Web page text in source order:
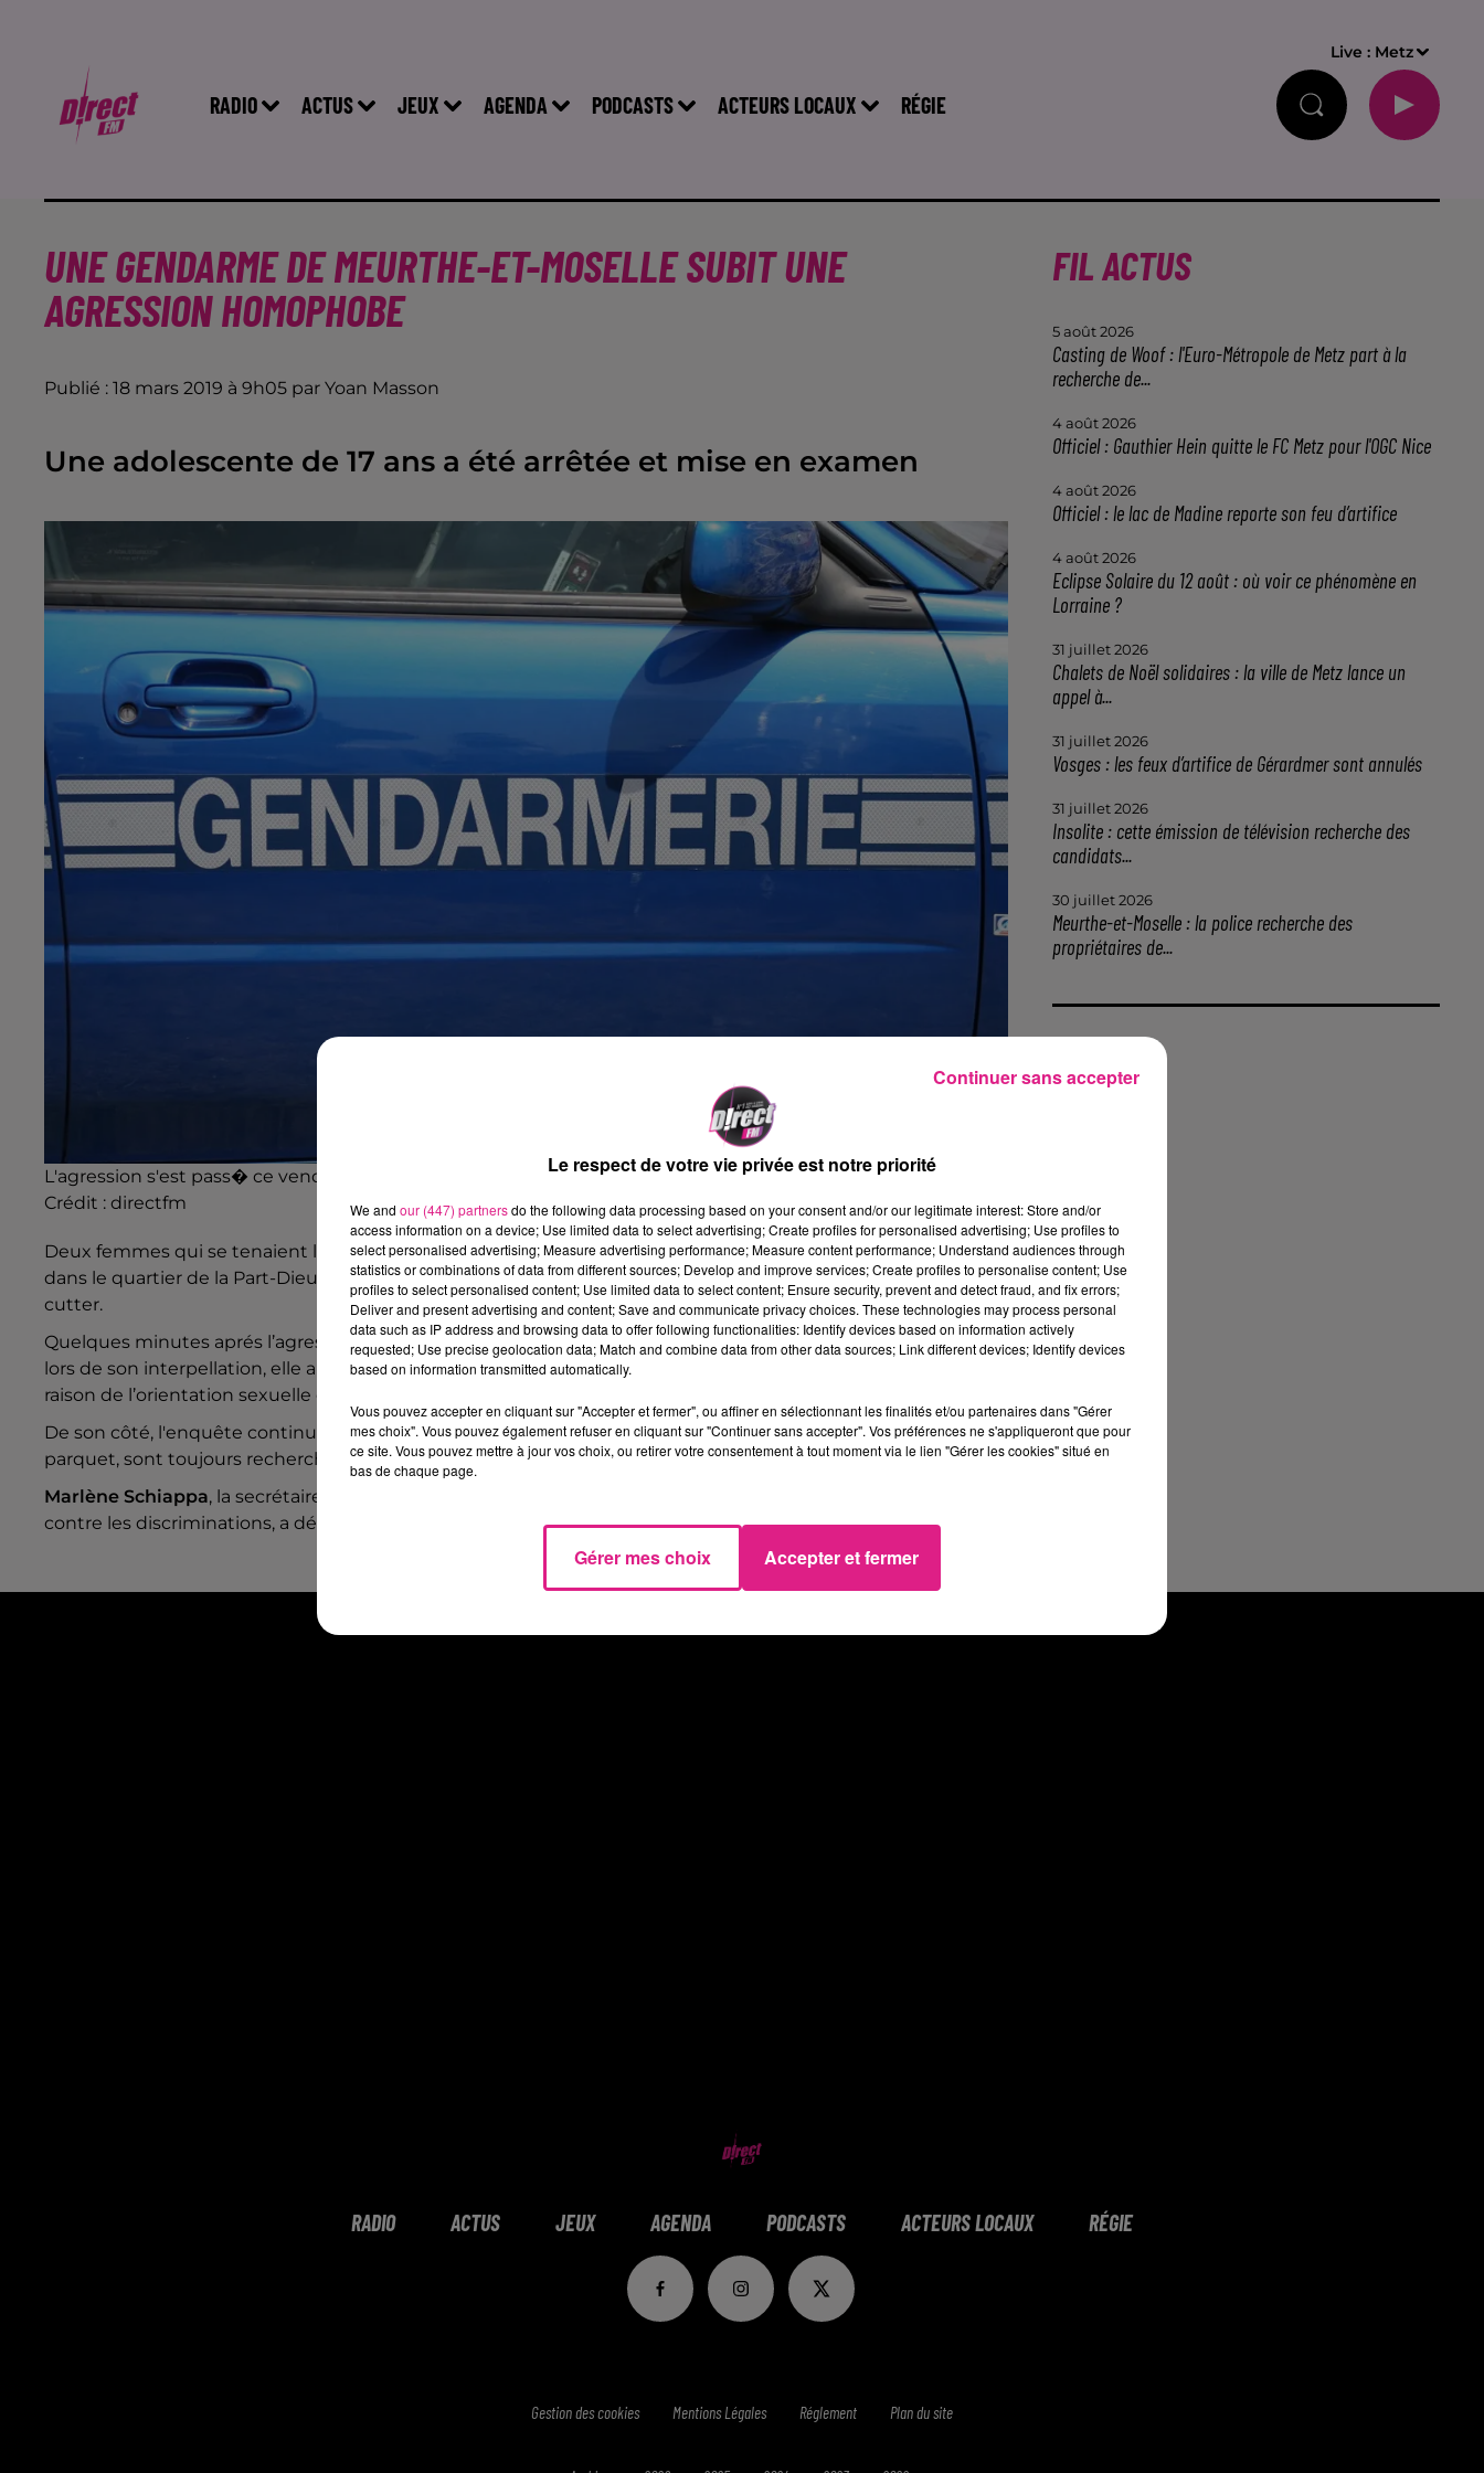
RADIO ACTUS JEUX AGENDA PODCASTS ACTEURS LOCAUX RÉGIE
Live : Metz
UNE GENDARME DE MEURTHE-ET-MOSELLE SUBIT UNE
AGRESSION HOMOPHOBE
Publié : 18 mars 2019 à 9h05 par Yoan Masson
Une adolescente de 17 ans a été arrêtée et mise en examen
L'agression s'est pass� ce vendredi � Lyon
Crédit : directfm
Deux femmes qui se tenaient la main, ont été agressées par un groupe de jeunes filles vendredi soir dernier
dans le quartier de la Part-Dieu à
Lyon, l’une d’elle ayant été blessée au niveau du visage par un coup de
cutter.
Quelques minutes aprés l’agression,une jeune fille âgée de 17 ansa été arrêtée. En possession du cutter
lors de son interpellation, elle a été mise en examen dimanche pour violences avec arme blanche et en
raison de l’orientation sexuelle des victimes, puis placée sous contrôle judiciaire.
De son côté, l'enquête continue. Les autres jeunes femmes de cette bande, entre cinq et dix selon le
parquet, sont toujours recherchées.
Marlène Schiappa, la secrétaire d’Etat chargée de l’égalité entre les femmes et les hommes et de la lutte
contre les discriminations, a dénoncé une violence inacceptable et inexcusable ».
FIL ACTUS
5 août 2026
Casting de Woof : l'Euro-Métropole de Metz part à la
recherche de...
4 août 2026
Officiel : Gauthier Hein quitte le FC Metz pour l'OGC Nice
4 août 2026
Officiel : le lac de Madine reporte son feu d’artifice
4 août 2026
Eclipse Solaire du 12 août : où voir ce phénomène en
Lorraine ?
31 juillet 2026
Chalets de Noël solidaires : la ville de Metz lance un
appel à...
31 juillet 2026
Vosges : les feux d’artifice de Gérardmer sont annulés
31 juillet 2026
Insolite : cette émission de télévision recherche des
candidats...
30 juillet 2026
Meurthe-et-Moselle : la police recherche des
propriétaires de...
RADIO ACTUS JEUX AGENDA PODCASTS ACTEURS LOCAUX RÉGIE
Gestion des cookies Mentions Légales Réglement Plan du site
Le respect de votre vie privée est notre priorité
We and our (447) partnersdo the following data processing based on your consent and/or our legitimate interest: Store and/or
access information on a device; Use limited data to select advertising; Create profiles for personalised advertising; Use profiles to
select personalised advertising; Measure advertising performance; Measure content performance; Understand audiences through
statistics or combinations of data from different sources; Develop and improve services; Create profiles to personalise content; Use
profiles to select personalised content; Use limited data to select content; Ensure security, prevent and detect fraud, and fix errors;
Deliver and present advertising and content; Save and communicate privacy choices. These technologies may process personal
data such as IP address and browsing data to offer following functionalities: Identify devices based on information actively
requested; Use precise geolocation data; Match and combine data from other data sources; Link different devices; Identify devices
based on information transmitted automatically.
Vous pouvez accepter en cliquant sur "Accepter et fermer", ou affiner en sélectionnant les finalités et/ou partenaires dans "Gérer
mes choix". Vous pouvez également refuser en cliquant sur "Continuer sans accepter". Vos préférences ne s'appliqueront que pour
ce site. Vous pouvez mettre à jour vos choix, ou retirer votre consentement à tout moment via le lien "Gérer les cookies" situé en
bas de chaque page.
Gérer mes choix Accepter et fermer
Continuer sans accepter